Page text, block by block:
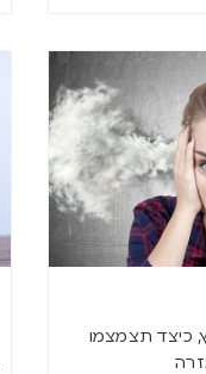
כיצד תצמצמו